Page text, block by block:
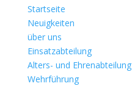
Startseite
Neuigkeiten
über uns
Einsatzabteilung
Alters- und Ehrenabteilung
Wehrführung